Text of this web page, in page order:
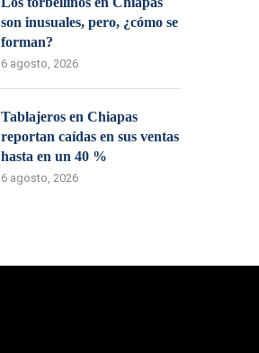
son inusuales, pero, ¿cómo se
forman?
6 agosto, 2026
Tablajeros en Chiapas
reportan caídas en sus ventas
hasta en un 40 %
6 agosto, 2026